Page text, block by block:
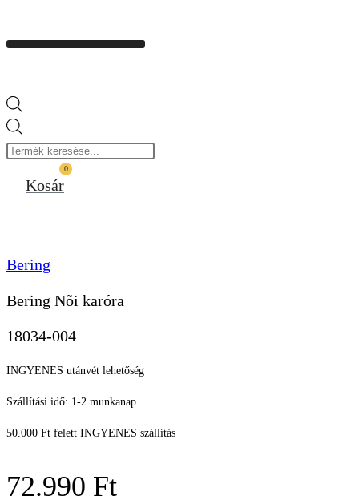
search
0
Kosár
Bering
Bering Nõi karóra
18034-004
INGYENES utánvét lehetőség
Szállítási idő: 1-2 munkanap
50.000 Ft felett INGYENES szállítás
72.990 Ft